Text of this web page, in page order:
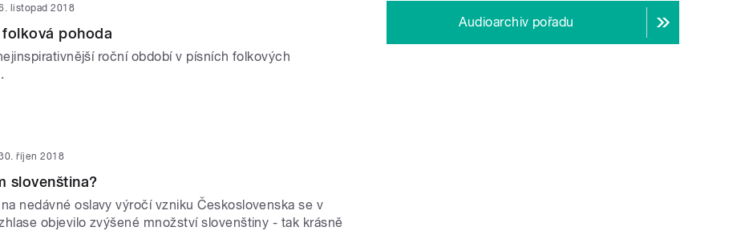
listopad 2018
pohoda
roční období v písních folkových
říjen 2018
slovenština?
nedávné oslavy výročí vzniku Československa se v
objevilo zvýšené množství slovenštiny - tak krásně
Audioarchiv pořadu